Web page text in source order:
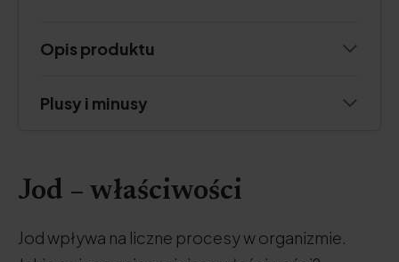
Opis produktu
Plusy i minusy
Jod – właściwości
Jod wpływa na liczne procesy w organizmie.